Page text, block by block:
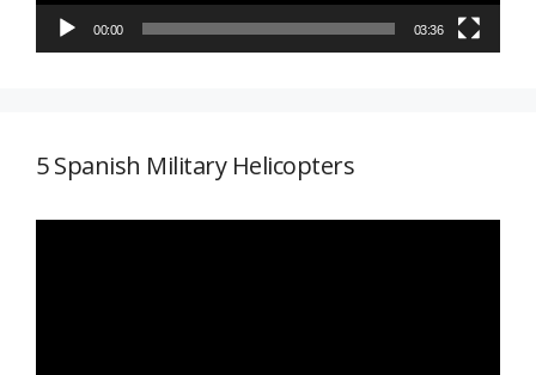
00:00 03:36
5 Spanish Military Helicopters